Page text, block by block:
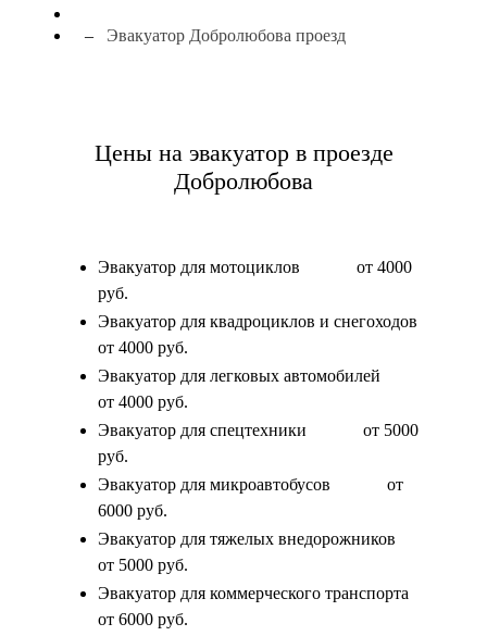
Эвакуатор Добролюбова проезд
Цены на эвакуатор в проезде
Добролюбова
Эвакуатор для мотоциклов
от 4000
руб.
Эвакуатор для квадроциклов и снегоходов
от 4000 руб.
Эвакуатор для легковых автомобилей
от 4000 руб.
Эвакуатор для спецтехники
от 5000
руб.
Эвакуатор для микроавтобусов
от
6000 руб.
Эвакуатор для тяжелых внедорожников
от 5000 руб.
Эвакуатор для коммерческого транспорта
от 6000 руб.